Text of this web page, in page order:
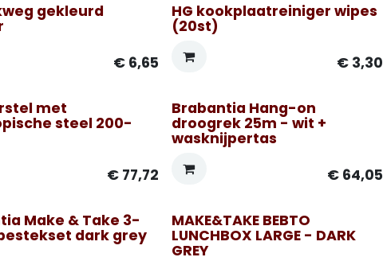
gekleurd
€ 6,65
HG kookplaatreiniger wipes
(20st)
€ 3,30
Molsmet
steel 200-
€ 77,72
Brabantia Hang-on
droogrek 25m - wit +
wasknijpertas
€ 64,05
Make & Take 3-
dark grey
MAKE&TAKE BEBTO
LUNCHBOX LARGE - DARK
GREY